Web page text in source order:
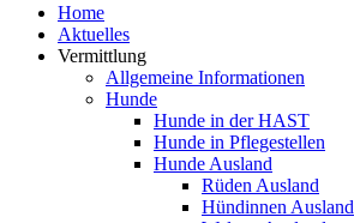
Home
Aktuelles
Vermittlung
Allgemeine Informationen
Hunde
Hunde in der HAST
Hunde in Pflegestellen
Hunde Ausland
Rüden Ausland
Hündinnen Ausland